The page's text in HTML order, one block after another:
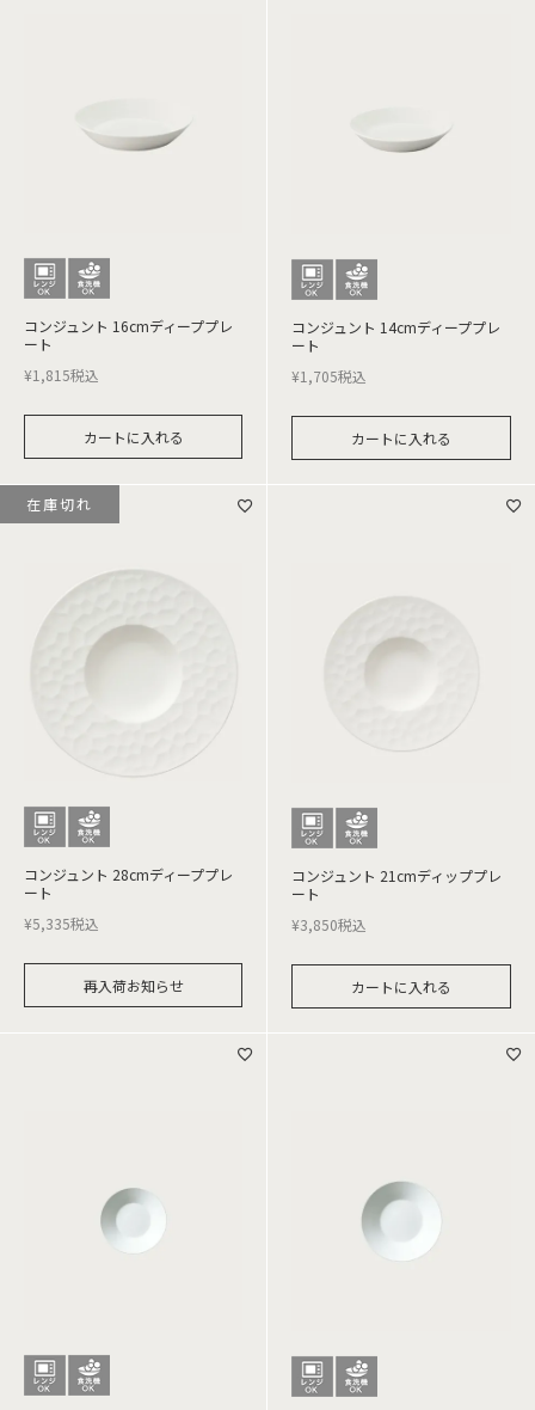
コンジュント 16cmディーププレ
ート
¥1,815税込
カートに入れる
コンジュント 14cmディーププレ
ート
¥1,705税込
カートに入れる
コンジュント 28cmディーププレ
ート
¥5,335税込
再入荷お知らせ
在庫切れ
コンジュント 21cmディッププレ
ート
¥3,850税込
カートに入れる